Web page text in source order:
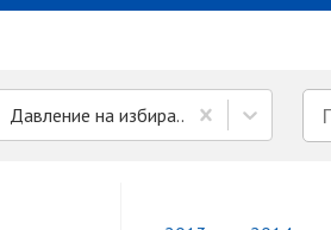
Давление на избирателей